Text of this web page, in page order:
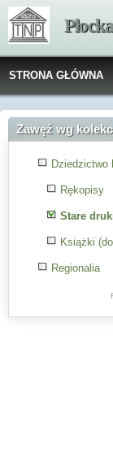
STRONA GŁÓWNA
Zawęź wg
Dziedzictwo
Rękopisy
Stare
Książki
Regionalia